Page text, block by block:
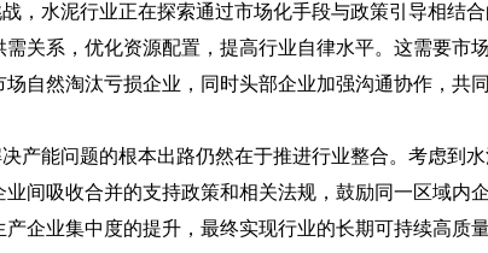
水泥行业正在探索通过市场化手段与政策引导相结
关系，优化资源配置，提高行业自律水平。这需要市
自然淘汰亏损企业，同时头部企业加强沟通协作，共
能问题的根本出路仍然在于推进行业整合。考虑到水
间吸收合并的支持政策和相关法规，鼓励同一区域内
企业集中度的提升，最终实现行业的长期可持续高质量